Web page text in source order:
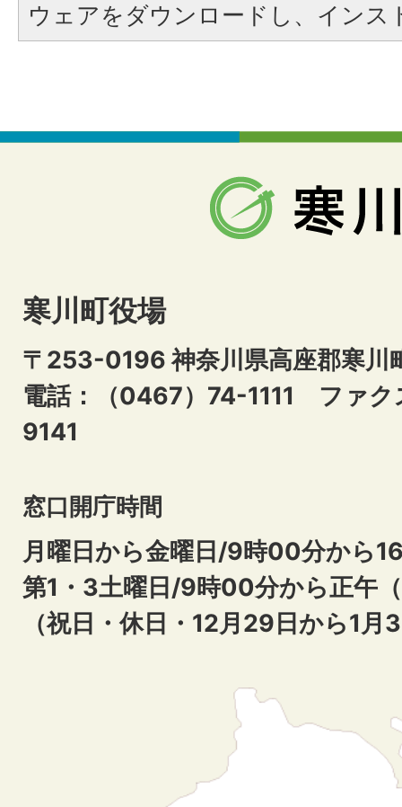
ウェアをダウンロードし、インス
寒川町役場
〒253-0196 神奈川県高座郡寒川
電話：（0467）74-1111 ファ
9141
窓口開庁時間
月曜日から金曜日/9時00分から
第1・3土曜日/9時00分から正午
（祝日・休日・12月29日から1月